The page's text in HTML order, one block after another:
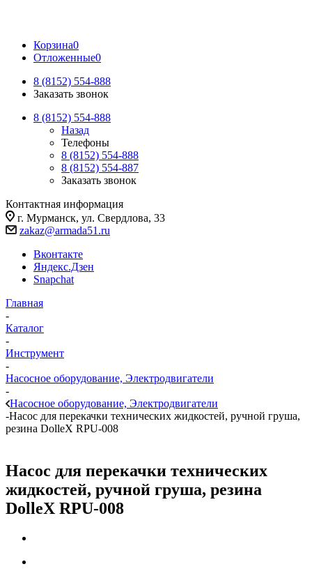
Корзина0
Отложенные0
8 (8152) 554-888
Заказать звонок
8 (8152) 554-888
Назад
Телефоны
8 (8152) 554-888
8 (8152) 554-887
Заказать звонок
Контактная информация
г. Мурманск, ул. Свердлова, 33
zakaz@armada51.ru
Вконтакте
Яндекс.Дзен
Snapchat
Главная
-
Каталог
-
Инструмент
-
Насосное оборудование, Электродвигатели
-
Насосное оборудование, Электродвигатели
-Насос для перекачки технических жидкостей, ручной груша,
резина DolleX RPU-008
Насос для перекачки технических
жидкостей, ручной груша, резина
DolleX RPU-008